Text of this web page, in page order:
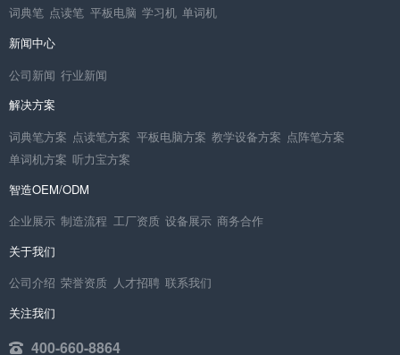
词典笔 点读笔 平板电脑 学习机 单词机
新闻中心
公司新闻 行业新闻
解决方案
词典笔方案 点读笔方案 平板电脑方案 教学设备方案 点阵笔方案
单词机方案 听力宝方案
智造OEM/ODM
企业展示 制造流程 工厂资质 设备展示 商务合作
关于我们
公司介绍 荣誉资质 人才招聘 联系我们
关注我们
400-660-8864